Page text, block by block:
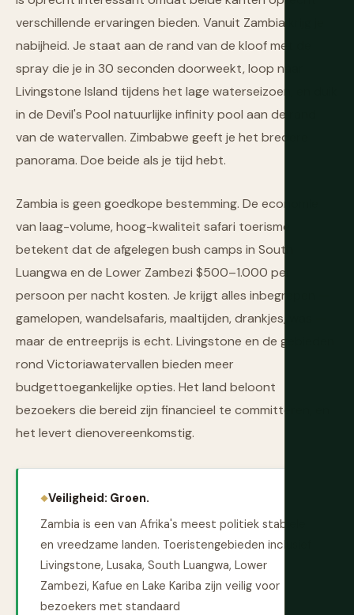
verschillende ervaringen bieden. Vanuit Zambia krijg je
nabijheid. Je staat aan de rand van de kloof met de
spray die je in 30 seconden doorweekt, loop naar
Livingstone Island tijdens het lage waterseizoen, en duik
in de Devil's Pool natuurlijke infinity pool aan de rand
van de watervallen. Zimbabwe geeft je het bredere
panorama. Doe beide als je tijd hebt.
Zambia is geen goedkope bestemming. De economie
van laag-volume, hoog-kwaliteit safari toerisme
betekent dat de afgelegen bush camps in South
Luangwa en de Lower Zambezi $500–1.000 per
persoon per nacht kosten. Je krijgt alles inbegrepen —
gamelopen, wandelsafaris, maaltijden, drankjes, was —
maar de entreeprijs is echt. Livingstone en de gebieden
rond Victoriawatervallen bieden meer
budgettoegankelijke opties. Het land beloont
bezoekers die bereid zijn financieel te committeren, en
het levert dienovereenkomstig.
Veiligheid: Groen.
Zambia is een van Afrika's meest politiek stabiele
en vreedzame landen. Toeristengebieden inclusief
Livingstone, Lusaka, South Luangwa, Lower
Zambezi, Kafue en Lake Kariba zijn veilig voor
bezoekers met standaard